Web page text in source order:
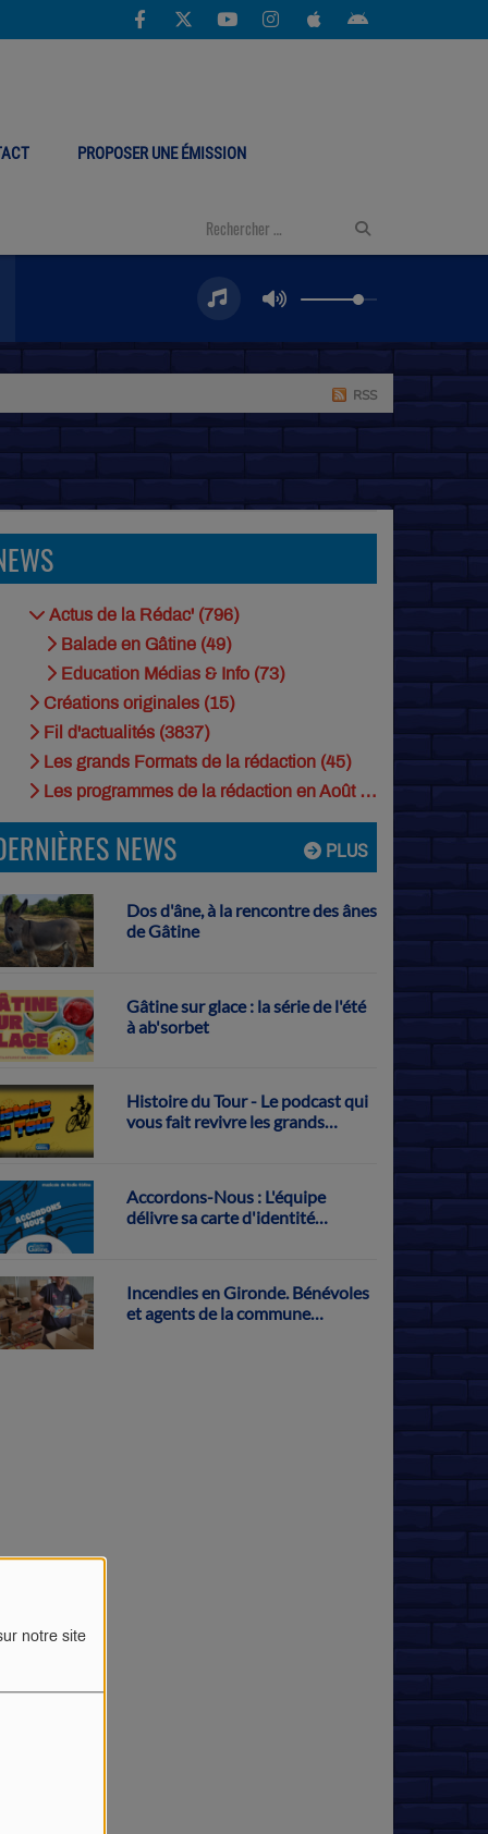
notre site
PROPOSER UNE ÉMISSION
RSS
Actus de la Rédac' (796)
Balade en Gâtine (49)
Education Médias & Info (73)
Créations originales (15)
Fil d'actualités (3837)
Les grands Formats de la rédaction (45)
Les programmes de la rédaction en Août (9)
PLUS
NEWS
Dos d'âne, à la rencontre des ânes
de Gâtine
Gâtine sur glace : la série de l'été
à ab'sorbet
Histoire du Tour - Le podcast qui
vous fait revivre les grands
Accordons-Nous : L'équipe
délivre sa carte d'identité
Incendies en Gironde. Bénévoles
et agents de la commune